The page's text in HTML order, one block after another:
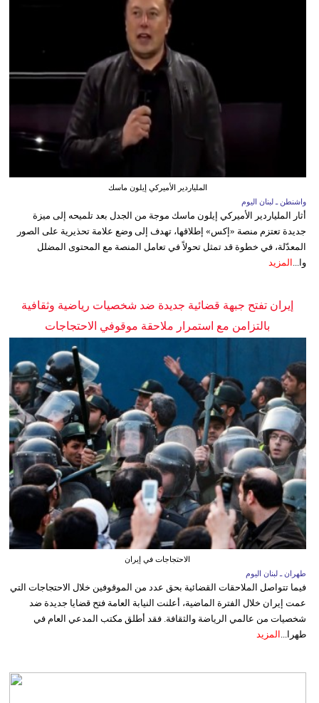
الملياردير الأميركي إيلون ماسك
واشنطن ـ لبنان اليوم
أثار الملياردير الأميركي إيلون ماسك موجة من الجدل بعد تلميحه إلى ميزة
جديدة تعتزم منصة «إكس» إطلاقها، تهدف إلى وضع علامة تحذيرية على الصور
المعدّلة، في خطوة قد تمثل تحولاً في تعامل المنصة مع المحتوى المضلل
وا... المزيد
إيران تفتح جبهة قضائية جديدة ضد شخصيات رياضية وثقافية
بالتزامن مع استمرار ملاحقة موقوفي الاحتجاجات
الاحتجاجات في إيران
طهران ـ لبنان اليوم
فيما تتواصل الملاحقات القضائية بحق عدد من الموقوفين خلال الاحتجاجات التي
عمت إيران خلال الفترة الماضية، أعلنت النيابة العامة فتح قضايا جديدة ضد
شخصيات من عالمي الرياضة والثقافة. فقد أطلق مكتب المدعي العام في
طهرا... المزيد